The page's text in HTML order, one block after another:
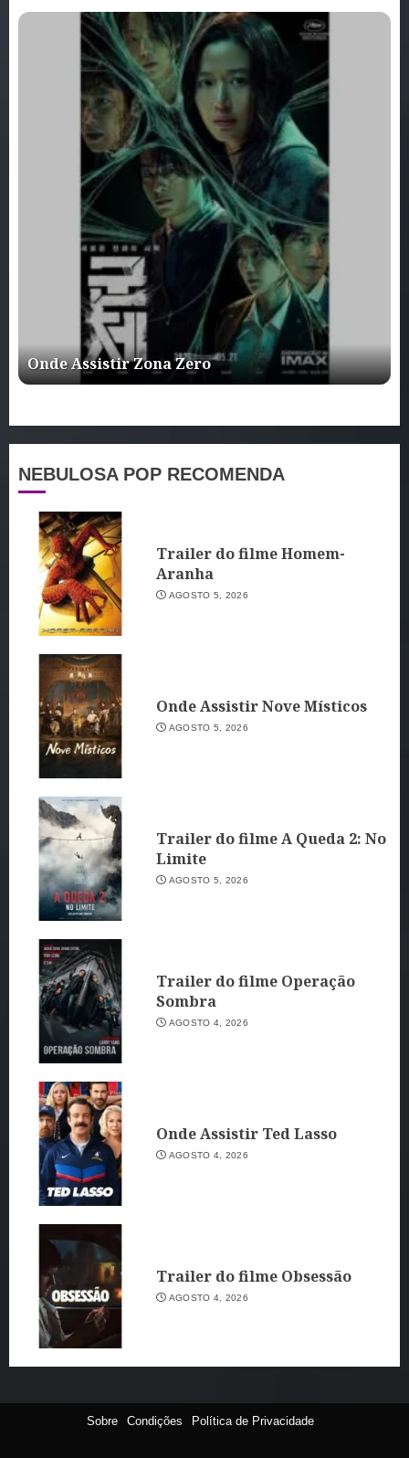
Onde Assistir Zona Zero
NEBULOSA POP RECOMENDA
Trailer do filme Homem-
Aranha
AGOSTO 5, 2026
Onde Assistir Nove Místicos
AGOSTO 5, 2026
Trailer do filme A Queda 2: No
Limite
AGOSTO 5, 2026
Trailer do filme Operação
Sombra
AGOSTO 4, 2026
Onde Assistir Ted Lasso
AGOSTO 4, 2026
Trailer do filme Obsessão
AGOSTO 4, 2026
Sobre Condições Política de Privacidade